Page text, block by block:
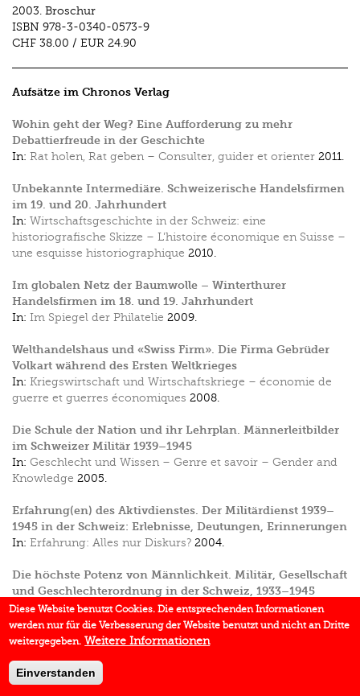
2003. Broschur
ISBN 978-3-0340-0573-9
CHF 38.00 / EUR 24.90
Aufsätze im Chronos Verlag
Wohin geht der Weg? Eine Aufforderung zu mehr
Debattierfreude in der Geschichte
In: Rat holen, Rat geben – Consulter, guider et orienter 2011.
Unbekannte Intermediäre. Schweizerische Handelsfirmen
im 19. und 20. Jahrhundert
In: Wirtschaftsgeschichte in der Schweiz: eine
historiografische Skizze – L'histoire économique en Suisse –
une esquisse historiographique 2010.
Im globalen Netz der Baumwolle – Winterthurer
Handelsfirmen im 18. und 19. Jahrhundert
In: Im Spiegel der Philatelie 2009.
Welthandelshaus und «Swiss Firm». Die Firma Gebrüder
Volkart während des Ersten Weltkrieges
In: Kriegswirtschaft und Wirtschaftskriege – économie de
guerre et guerres économiques 2008.
Die Schule der Nation und ihr Lehrplan. Männerleitbilder
im Schweizer Militär 1939–1945
In: Geschlecht und Wissen – Genre et savoir – Gender and
Knowledge 2005.
Erfahrung(en) des Aktivdienstes. Der Militärdienst 1939–
1945 in der Schweiz: Erlebnisse, Deutungen, Erinnerungen
In: Erfahrung: Alles nur Diskurs? 2004.
Die höchste Potenz von Männlichkeit. Militär, Gesellschaft
und Geschlechterordnung in der Schweiz, 1933–1945
In:Armee, Staat und Geschlecht 2003.
Sonderfall Schweiz? Armee, Staat und Geschlecht 1918–
In:Armee, Staat und Geschlecht
Diese Website benutzt Cookies. Die entsprechenden Informationen
werden nur für die Verbesserung der Website benutzt und nicht an Dritte
weitergegeben. Weitere Informationen
Einverstanden